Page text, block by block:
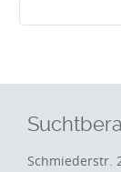
for:
Schmiederstr.